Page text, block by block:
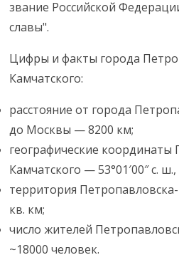
звание Российской
славы".
Цифры и факты города
Камчатского:
расстояние от города
до Москвы — 8200 км;
географические координаты
Камчатского — 53°01′00″ с. ш.,
территория
кв. км;
число жителей
~18000 человек.